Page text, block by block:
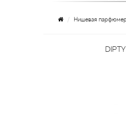
Нишевая